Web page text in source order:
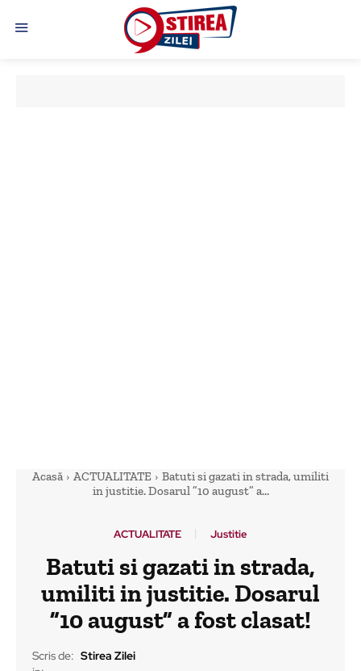
Acasă ACTUALITATE
Batuti si gazati in strada, umiliti
in justitie. Dosarul ”10 august” a...
ACTUALITATE Justitie
Batuti si gazati in strada,
umiliti in justitie. Dosarul
”10 august” a fost clasat!
Scris de: Stirea Zilei